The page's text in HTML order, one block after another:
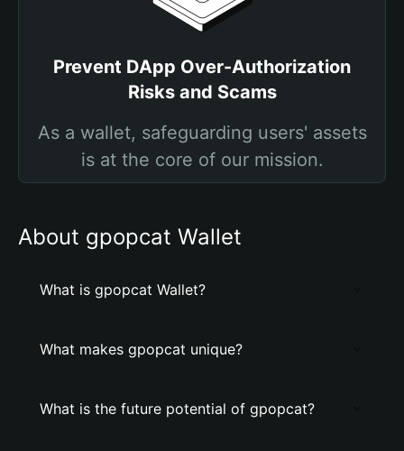
Prevent DApp Over-Authorization
Risks and Scams
As a wallet, safeguarding users' assets
is at the core of our mission.
About gpopcat Wallet
What is gpopcat Wallet?
What makes gpopcat unique?
What is the future potential of gpopcat?